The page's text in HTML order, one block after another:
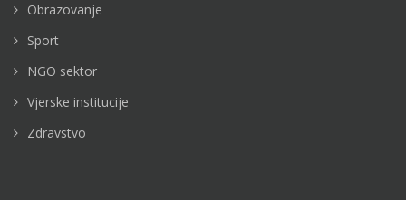
Obrazovanje
Sport
NGO sektor
Vjerske institucije
Zdravstvo